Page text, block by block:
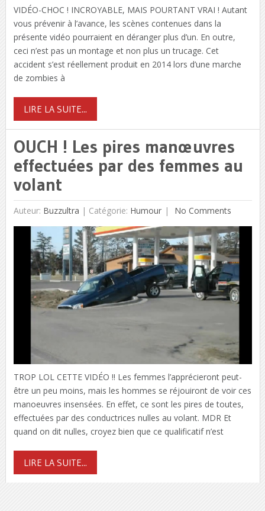
VIDÉO-CHOC ! INCROYABLE, MAIS POURTANT VRAI ! Autant
vous prévenir à l’avance, les scènes contenues dans la
présente vidéo pourraient en déranger plus d’un. En outre,
ceci n’est pas un montage et non plus un trucage. Cet
accident s’est réellement produit en 2014 lors d’une marche
de zombies à
LIRE LA SUITE...
OUCH ! Les pires manœuvres
effectuées par des femmes au
volant
Auteur: Buzzultra | Catégorie: Humour No Comments
TROP LOL CETTE VIDÉO !! Les femmes l’apprécieront peut-
être un peu moins, mais les hommes se réjouiront de voir ces
manoeuvres insensées. En effet, ce sont les pires de toutes,
effectuées par des conductrices nulles au volant. MDR Et
quand on dit nulles, croyez bien que ce qualificatif n’est
LIRE LA SUITE...